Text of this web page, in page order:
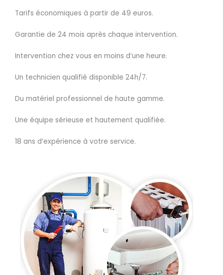
Tarifs économiques à partir de 49 euros.
Garantie de 24 mois après chaque intervention.
Intervention chez vous en moins d’une heure.
Un technicien qualifié disponible 24h/7.
Du matériel professionnel de haute gamme.
Une équipe sérieuse et hautement qualifiée.
18 ans d’expérience à votre service.